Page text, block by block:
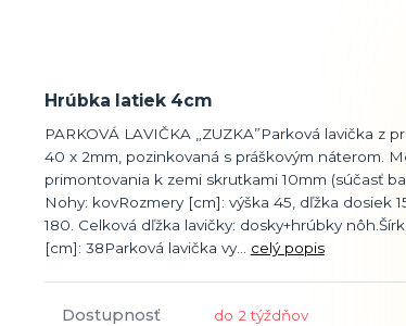
Hrúbka latiek 4cm
PARKOVÁ LAVIČKA „ZUZKA”Parková lavička z
40 x 2mm, pozinkovaná s práškovým náterom.
primontovania k zemi skrutkami 10mm (súčasť
Nohy: kovRozmery [cm]: výška 45, dľžka dosiek
180. Celková dľžka lavičky: dosky+hrúbky
[cm]: 38Parková lavička vy... celý popis
Dostupnosť do 2 týždňov